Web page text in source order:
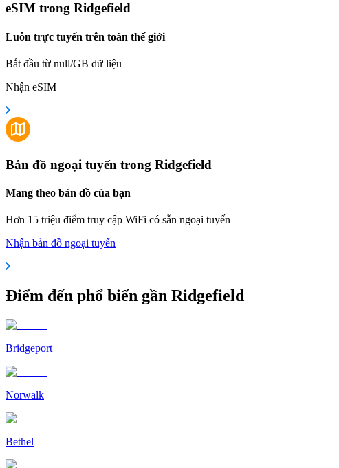
eSIM trong Ridgefield
Luôn trực tuyến trên toàn thế giới
Bắt đầu từ null/GB dữ liệu
Nhận eSIM
Bản đồ ngoại tuyến trong Ridgefield
Mang theo bản đồ của bạn
Hơn 15 triệu điểm truy cập WiFi có sẵn ngoại tuyến
Nhận bản đồ ngoại tuyến
Điểm đến phổ biến gần Ridgefield
Bridgeport
Norwalk
Bethel